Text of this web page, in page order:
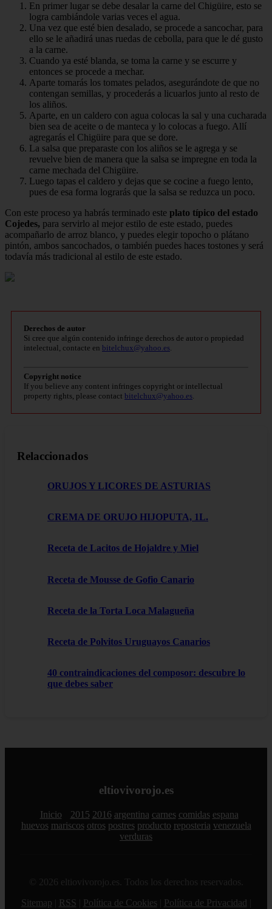
En primer lugar se debe desalar la carne del Chigüire, esto se
logra cambiándole varias veces el agua.
Una vez que esté bien desalado, se procede a sancochar, para
ello se le añadirá unas ruedas de cebolla, para que le dé gusto
a la carne.
Cuando ya esté blanda, se toma la carne y se escurre y
entonces se procede a mechar.
Aparte tomarás los tomates pelados, asegurándote de que no
contengan semillas, y procederás a licuarlos junto al resto de
los aliños.
Aparte, en un caldero con agua colocas la sal y una cucharada
bien sea de aceite o de manteca y lo colocas a fuego. Allí
agregarás el Chigüire para que se dore.
La salsa que preparaste con los aliños se le agrega y se
revuelve bien de manera que la salsa se impregne en toda la
carne mechada del Chigüire.
Luego tapas el caldero y dejas que se cocine a fuego lento,
pues de esa forma lograrás que la salsa se reduzca un poco.
Con este proceso ya habrás terminado este plato típico del estado
Cojedes, para servirlo al mejor estilo de este estado, puedes
acompañarlo de arroz blanco, y puedes elegir topocho o plátano
pintón, ambos sancochados, o también puedes haces tostones y será
todavía más tradicional al estilo de este estado.
Derechos de autor
Si cree que algún contenido infringe derechos de autor o propiedad
intelectual, contacte en bitelchux@yahoo.es.
Copyright notice
If you believe any content infringes copyright or intellectual
property rights, please contact bitelchux@yahoo.es.
Relaccionados
ORUJOS Y LICORES DE ASTURIAS
CREMA DE ORUJO HIJOPUTA, 1L.
Receta de Lacitos de Hojaldre y Miel
Receta de Mousse de Gofio Canario
Receta de la Torta Loca Malagueña
Receta de Polvitos Uruguayos Canarios
40 contraindicaciones del composor: descubre lo
que debes saber
eltiovivorojo.es
Inicio 2015 2016 argentina carnes comidas espana
huevos mariscos otros postres producto reposteria venezuela
verduras
© 2026 eltiovivorojo.es. Todos los derechos reservados.
Sitemap
RSS Política de Cookies Política de Privacidad